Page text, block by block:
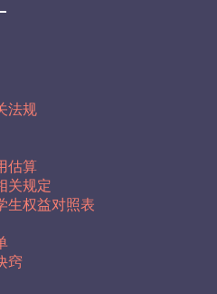
法规
估算
关规定
生权益对照表
窍